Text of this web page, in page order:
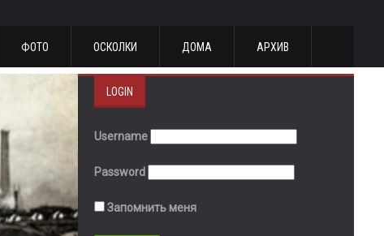
ФОТО ОСКОЛКИ ДОМА АРХИВ
LOGIN
Username
Password
Запомнить меня